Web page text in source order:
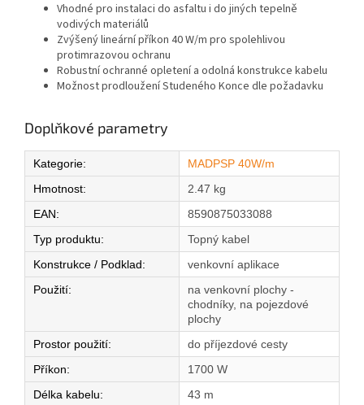
Vhodné pro instalaci do asfaltu i do jiných tepelně
vodivých materiálů
Zvýšený lineární příkon 40 W/m pro spolehlivou
protimrazovou ochranu
Robustní ochranné opletení a odolná konstrukce kabelu
Možnost prodloužení Studeného Konce dle požadavku
Doplňkové parametry
Kategorie:
MADPSP 40W/m
Hmotnost:
2.47 kg
EAN:
8590875033088
Typ produktu:
Topný kabel
Konstrukce / Podklad:
venkovní aplikace
Použití:
na venkovní plochy -
chodníky, na pojezdové
plochy
Prostor použití:
do příjezdové cesty
Příkon:
1700 W
Délka kabelu:
43 m